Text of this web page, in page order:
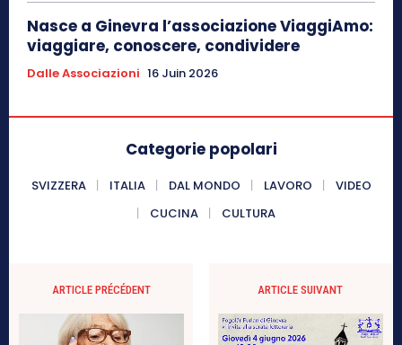
Nasce a Ginevra l’associazione ViaggiAmo:
viaggiare, conoscere, condividere
Dalle Associazioni 16 Juin 2026
Categorie popolari
SVIZZERA ITALIA DAL MONDO LAVORO
VIDEO
CUCINA
CULTURA
ARTICLE PRÉCÉDENT ARTICLE SUIVANT